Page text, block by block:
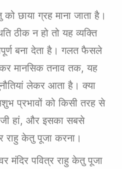
छाया ग्रह माना जाता है।
ठीक न हो तो यह व्यक्ति
बना देता है। गलत फैसले
मानसिक तनाव तक, यह
लेकर आता है। क्या
प्रभावों को किसी तरह से
हां, और इसका सबसे
राहु केतु पूजा करना।
मंदिर पवित्र राहु केतु पूजा